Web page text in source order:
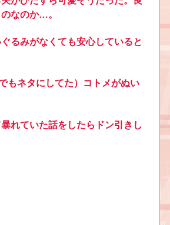
なのか…。
るみがなくても安心していると
もネタにしてた）コトメがぬい
れていた話をしたらドン引きし